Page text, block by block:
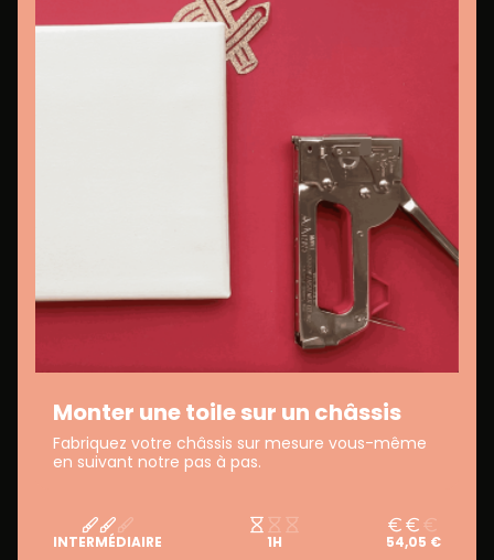
Monter une toile sur un châssis
Fabriquez votre châssis sur mesure vous-même
en suivant notre pas à pas.
INTERMÉDIAIRE 1H 54,05 €